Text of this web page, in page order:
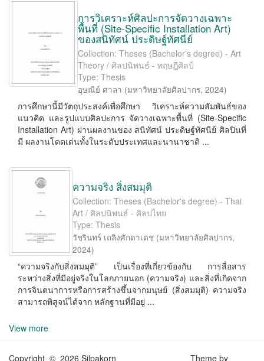
การวิเคราะห์ศิลปะการจัดวางเฉพาะ
พื้นที่ (Site-Speciﬁc Installation Art)
ของสนิทัศน์ ประดิษฐ์ทัศนีย์
Collection: Theses (Bachelor's degree) - Art
Theory / ศิลปนิพนธ์ - ทฤษฎีศิลป์
Type: Thesis
อุษณีย์ ศาลา (มหาวิทยาลัยศิลปากร,2024)
การศึกษานี้มีวัตถุประสงค์เพื่อศึกษา วิเคราะห์ความสัมพันธ์ของ
แนวคิด และรูปแบบศิลปะการ จัดวางเฉพาะพื้นที่ (Site-Speciﬁc
Installation Art) ผ่านผลงานของ สนิทัศน์ ประดิษฐ์ทัศนีย์ ศิลปินที่
มี ผลงานโดดเด่นทั้งในระดับประเทศและนานาชาติ ...
ความจริง สิ่งสมมุติ
Collection: Theses (Bachelor's degree) - Thai
Art / ศิลปนิพนธ์ - ศิลปไทย
Type: Thesis
วัชรินทร์ เถลิงศักดาเดช (มหาวิทยาลัยศิลปากร,
2024)
“ความจริงกับสิ่งสมมุติ” เป็นเรื่องที่เกี่ยวข้องกับ การสื่อสาร
ระหว่างสิ่งที่มีอยู่จริงในโลกภายนอก (ความจริง) และสิ่งที่เกิดจาก
การจินตนาการหรือการสร้างขึ้นจากมนุษย์ (สิ่งสมมุติ) ความจริง
สามารถพิสูจน์ได้จาก หลักฐานที่มีอยู่ ...
View more
Copyright © 2026 Silpakorn Theme by